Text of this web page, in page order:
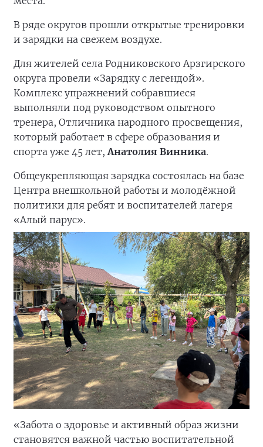
На стадионе «Олимпийский» в селе
Новоселицком состоялся фестиваль ГТО.
партактива округа. Соревновались в
различных дисциплинах: поднимание
туловища из положения лёжа на спине,
сгибание и разгибание рук в упоре лёжа,
наклон вперёд из положения стоя с прямыми
ногами на гимнастической скамье, метание
спортивного снаряда, бег и прыжок в длину с
места.
В ряде округов прошли открытые тренировки
и зарядки на свежем воздухе.
Для жителей села Родниковского Арзгирского
округа провели «Зарядку с легендой».
Комплекс упражнений собравшиеся
выполняли под руководством опытного
тренера, Отличника народного просвещения,
который работает в сфере образования и
спорта уже 45 лет,Анатолия Винника.
Общеукрепляющая зарядка состоялась на базе
Центра внешкольной работы и молодёжной
политики для ребят и воспитателей лагеря
«Алый парус».